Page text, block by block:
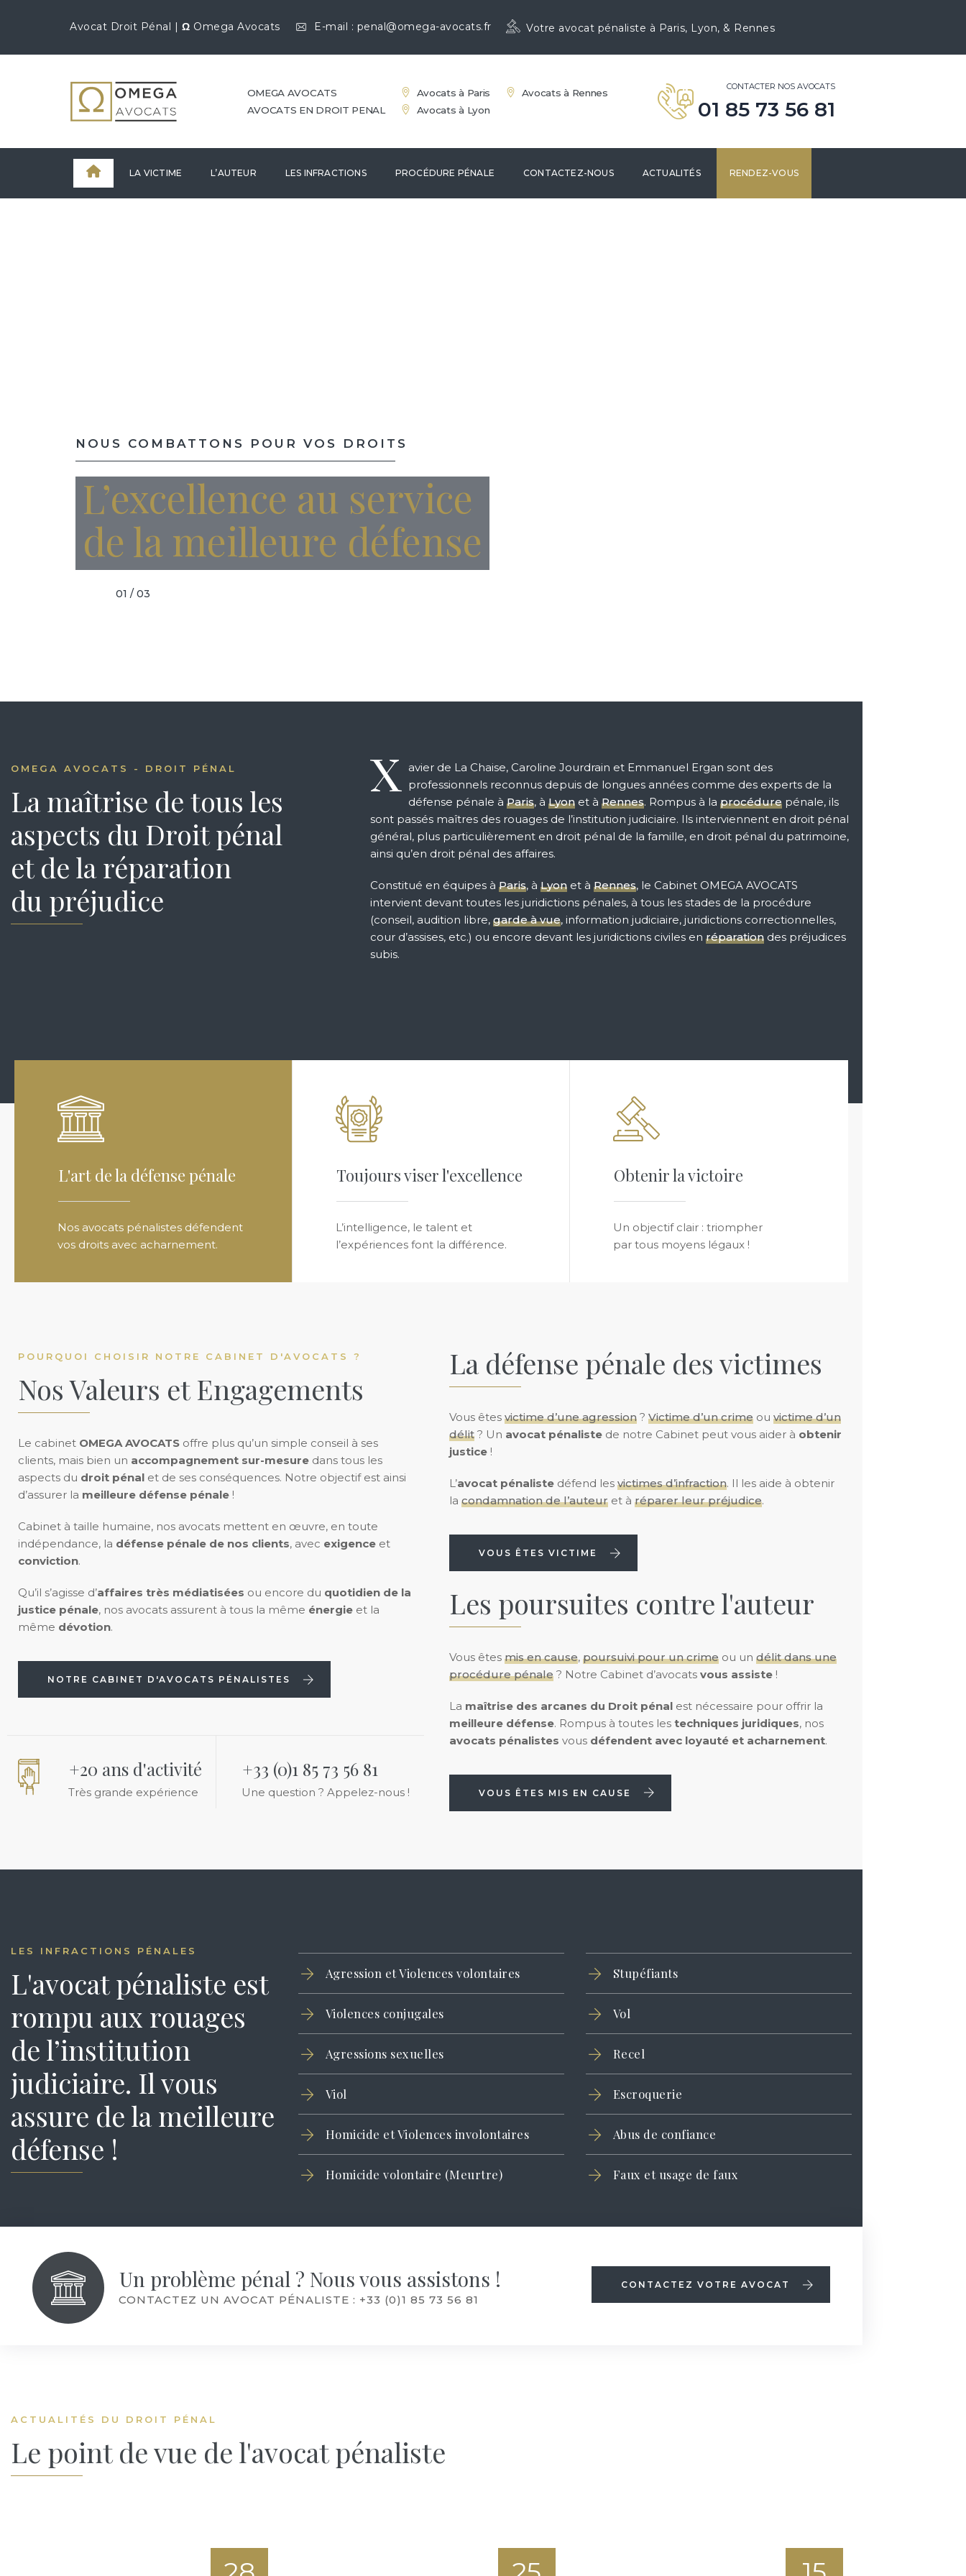
Avocat Droit Pénal | Ω Omega Avocats E-mail : penal@omega-avocats.fr Votre avocat pénaliste à Paris, Lyon, & Rennes
OMEGA AVOCATS
AVOCATS EN DROIT PENAL
Avocats à Paris
Avocats à Lyon
Avocats à Rennes
CONTACTER NOS AVOCATS
01 85 73 56 81
LA VICTIME L’AUTEUR LES INFRACTIONS PROCÉDURE PÉNALE CONTACTEZ-NOUS ACTUALITÉS RENDEZ-VOUS
01 / 03
NOUS COMBATTONS POUR VOS DROITS
L’excellence au service
de la meilleure défense
OMEGA AVOCATS - DROIT PÉNAL
La maîtrise de tous les
aspects du Droit pénal
et de la réparation
du préjudice
X avier de La Chaise, Caroline Jourdrain et Emmanuel Ergan sont des
professionnels reconnus depuis de longues années comme des experts de la
défense pénale à Paris, à Lyon et à Rennes. Rompus à la procédure pénale, ils
sont passés maîtres des rouages de l’institution judiciaire. Ils interviennent en droit pénal
général, plus particulièrement en droit pénal de la famille, en droit pénal du patrimoine,
ainsi qu’en droit pénal des affaires.
Constitué en équipes à Paris, à Lyon et à Rennes, le Cabinet OMEGA AVOCATS
intervient devant toutes les juridictions pénales, à tous les stades de la procédure
(conseil, audition libre, garde à vue, information judiciaire, juridictions correctionnelles,
cour d’assises, etc.) ou encore devant les juridictions civiles en réparation des préjudices
subis.
L'art de la défense pénale
Nos avocats pénalistes défendent
vos droits avec acharnement.
Toujours viser l'excellence
L’intelligence, le talent et
l’expériences font la différence.
Obtenir la victoire
Un objectif clair : triompher
par tous moyens légaux !
POURQUOI CHOISIR NOTRE CABINET D'AVOCATS ?
Nos Valeurs et Engagements
Le cabinet OMEGA AVOCATS offre plus qu’un simple conseil à ses
clients, mais bien un accompagnement sur-mesure dans tous les
aspects du droit pénal et de ses conséquences. Notre objectif est ainsi
d’assurer la meilleure défense pénale !
Cabinet à taille humaine, nos avocats mettent en œuvre, en toute
indépendance, la défense pénale de nos clients, avec exigence et
conviction.
Qu’il s’agisse d’affaires très médiatisées ou encore du quotidien de la
justice pénale, nos avocats assurent à tous la même énergie et la
même dévotion.
NOTRE CABINET D'AVOCATS PÉNALISTES
+20 ans d'activité
Très grande expérience
+33 (0)1 85 73 56 81
Une question ? Appelez-nous !
La défense pénale des victimes
Vous êtes victime d’une agression ? Victime d’un crime ou victime d’un
délit ? Un avocat pénaliste de notre Cabinet peut vous aider à obtenir
justice !
L’avocat pénaliste défend les victimes d’infraction. Il les aide à obtenir
la condamnation de l’auteur et à réparer leur préjudice.
VOUS ÊTES VICTIME
Les poursuites contre l'auteur
Vous êtes mis en cause, poursuivi pour un crime ou un délit dans une
procédure pénale ? Notre Cabinet d’avocats vous assiste !
La maîtrise des arcanes du Droit pénal est nécessaire pour offrir la
meilleure défense. Rompus à toutes les techniques juridiques, nos
avocats pénalistes vous défendent avec loyauté et acharnement.
VOUS ÊTES MIS EN CAUSE
LES INFRACTIONS PÉNALES
L'avocat pénaliste est
rompu aux rouages
de l’institution
judiciaire. Il vous
assure de la meilleure
défense !
Agression et Violences volontaires
Violences conjugales
Agressions sexuelles
Viol
Homicide et Violences involontaires
Homicide volontaire (Meurtre)
Stupéfiants
Vol
Recel
Escroquerie
Abus de confiance
Faux et usage de faux
Un problème pénal ? Nous vous assistons !
CONTACTEZ UN AVOCAT PÉNALISTE : +33 (0)1 85 73 56 81
CONTACTEZ VOTRE AVOCAT
ACTUALITÉS DU DROIT PÉNAL
Le point de vue de l'avocat pénaliste